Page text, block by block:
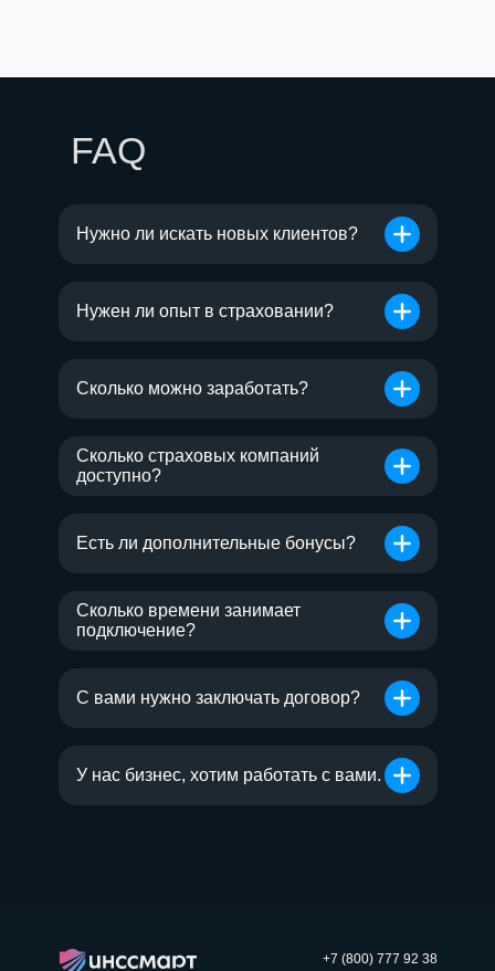
FAQ
Нужно ли искать новых клиентов?
Нужен ли опыт в страховании?
Сколько можно заработать?
Сколько страховых компаний
доступно?
Есть ли дополнительные бонусы?
Сколько времени занимает
подключение?
С вами нужно заключать договор?
У нас бизнес, хотим работать с вами.
+7 (800) 777 92 38